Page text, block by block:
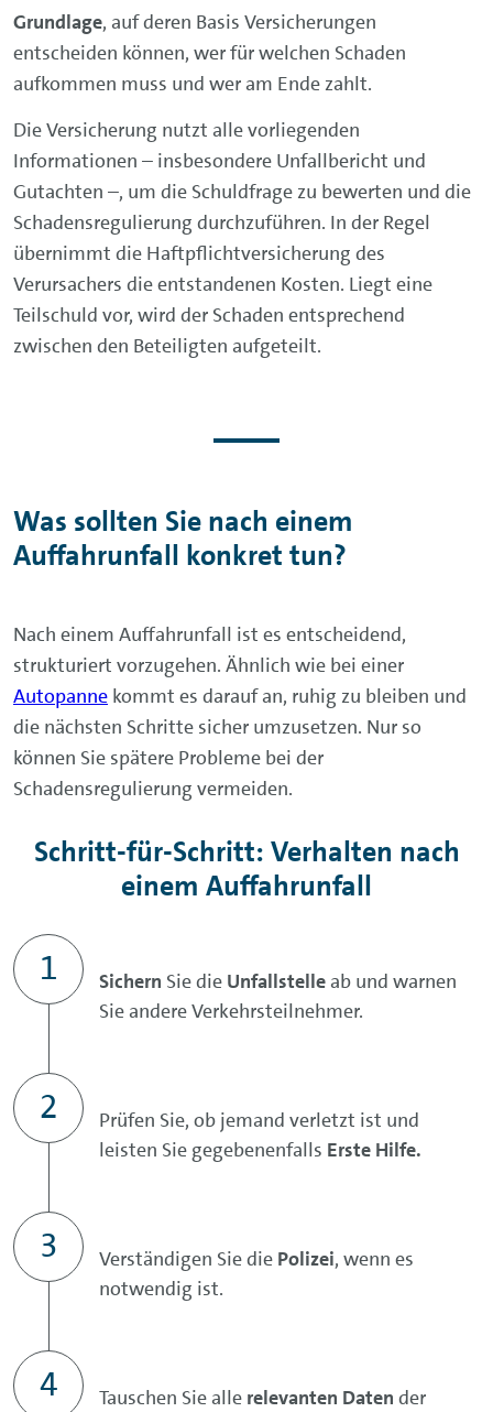
Grundlage, auf deren Basis Versicherungen
entscheiden können, wer für welchen Schaden
aufkommen muss und wer am Ende zahlt.
Die Versicherung nutzt alle vorliegenden
Informationen – insbesondere Unfallbericht und
Gutachten –, um die Schuldfrage zu bewerten und die
Schadensregulierung durchzuführen. In der Regel
übernimmt die Haftpflichtversicherung des
Verursachers die entstandenen Kosten. Liegt eine
Teilschuld vor, wird der Schaden entsprechend
zwischen den Beteiligten aufgeteilt.
Was sollten Sie nach einem
Auffahrunfall konkret tun?
Nach einem Auffahrunfall ist es entscheidend,
strukturiert vorzugehen. Ähnlich wie bei einer
Autopanne kommt es darauf an, ruhig zu bleiben und
die nächsten Schritte sicher umzusetzen. Nur so
können Sie spätere Probleme bei der
Schadensregulierung vermeiden.
Schritt-für-Schritt: Verhalten nach
einem Auffahrunfall
Sichern Sie die Unfallstelleab und warnen
Sie andere Verkehrsteilnehmer.
Prüfen Sie, ob jemand verletzt ist und
leisten Sie gegebenenfalls Erste Hilfe.
Verständigen Sie die Polizei, wenn es
notwendig ist.
Tauschen Sie alle relevanten Daten der